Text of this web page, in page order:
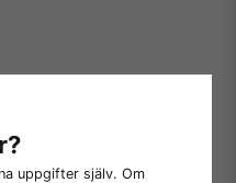
hålla med alla som ger
eftersom de levererar
koncentrat, och sällan
uppgifter själv. Om